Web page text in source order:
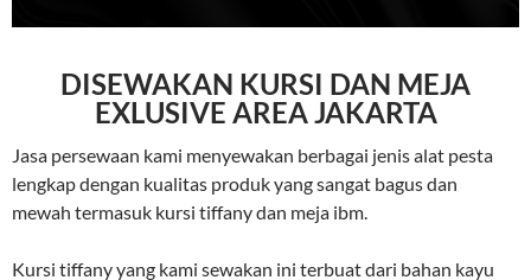
DISEWAKAN KURSI DAN MEJA
EXLUSIVE AREA JAKARTA
Jasa persewaan kami menyewakan berbagai jenis alat pesta
lengkap dengan kualitas produk yang sangat bagus dan
mewah termasuk kursi tiffany dan meja ibm.
Kursi tiffany yang kami sewakan ini terbuat dari bahan kayu